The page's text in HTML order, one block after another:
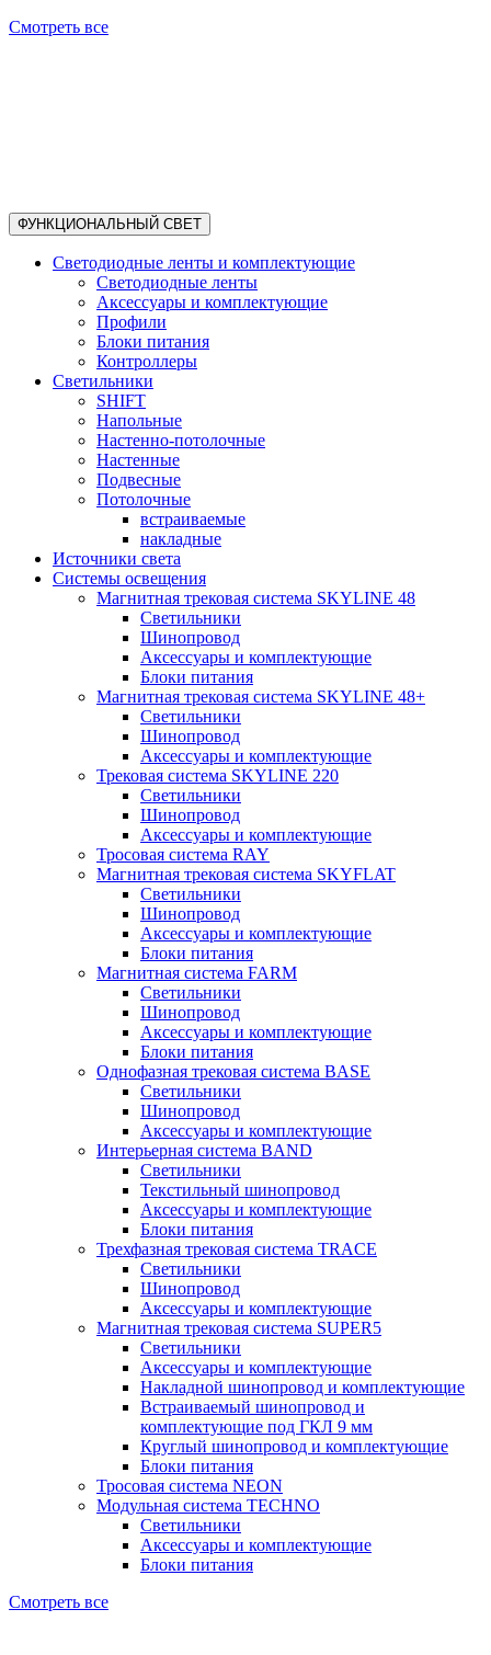
Смотреть все
ФУНКЦИОНАЛЬНЫЙ СВЕТ
Светодиодные ленты и комплектующие
Светодиодные ленты
Аксессуары и комплектующие
Профили
Блоки питания
Контроллеры
Светильники
SHIFT
Напольные
Настенно-потолочные
Настенные
Подвесные
Потолочные
встраиваемые
накладные
Источники света
Системы освещения
Магнитная трековая система SKYLINE 48
Светильники
Шинопровод
Аксессуары и комплектующие
Блоки питания
Магнитная трековая система SKYLINE 48+
Светильники
Шинопровод
Аксессуары и комплектующие
Трековая система SKYLINE 220
Светильники
Шинопровод
Аксессуары и комплектующие
Тросовая система RAY
Магнитная трековая система SKYFLAT
Светильники
Шинопровод
Аксессуары и комплектующие
Блоки питания
Магнитная система FARM
Светильники
Шинопровод
Аксессуары и комплектующие
Блоки питания
Однофазная трековая система BASE
Светильники
Шинопровод
Аксессуары и комплектующие
Интерьерная система BAND
Светильники
Текстильный шинопровод
Аксессуары и комплектующие
Блоки питания
Трехфазная трековая система TRACE
Светильники
Шинопровод
Аксессуары и комплектующие
Магнитная трековая система SUPER5
Светильники
Аксессуары и комплектующие
Накладной шинопровод и комплектующие
Встраиваемый шинопровод и
комплектующие под ГКЛ 9 мм
Круглый шинопровод и комплектующие
Блоки питания
Тросовая система NEON
Модульная система TECHNO
Светильники
Аксессуары и комплектующие
Блоки питания
Смотреть все